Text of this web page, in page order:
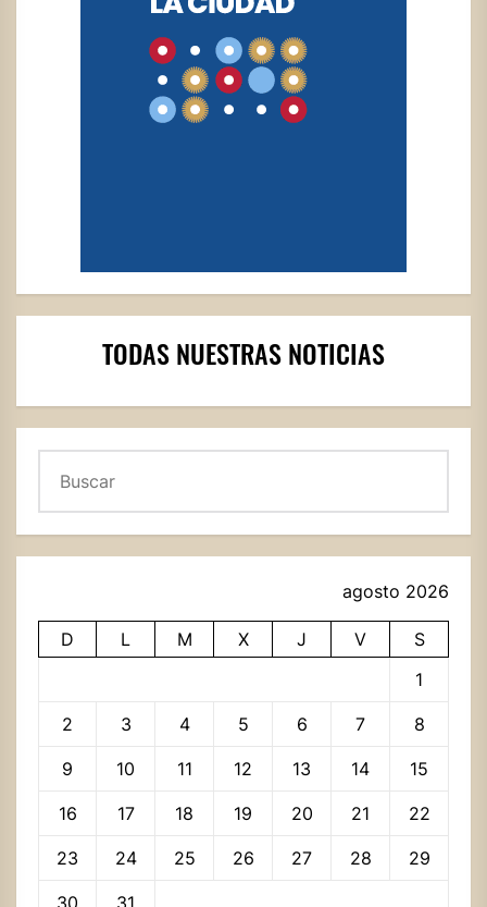
TODAS NUESTRAS NOTICIAS
agosto 2026
D L M X J V
S
1
2 3 4 5 6 7 8
9 10 11 12 13 14 15
16 17 18 19 20 21 22
23 24 25 26 27 28 29